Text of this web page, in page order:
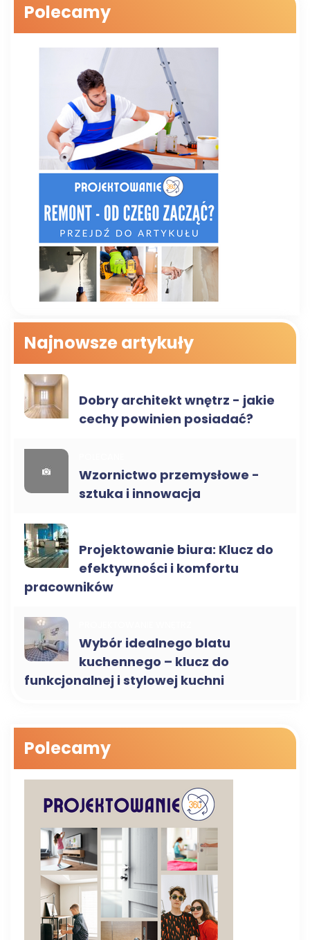
Polecamy
Najnowsze artykuły
Dobry architekt wnętrz - jakie
cechy powinien posiadać?
Wzornictwo przemysłowe -
sztuka i innowacja
Projektowanie biura: Klucz do
efektywności i komfortu
pracowników
Wybór idealnego blatu
kuchennego – klucz do
funkcjonalnej i stylowej kuchni
Polecamy